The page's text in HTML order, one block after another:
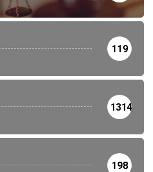
119
1314
198